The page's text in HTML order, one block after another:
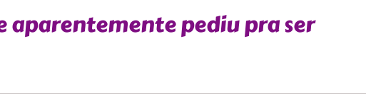
aparentemente pediu pra ser